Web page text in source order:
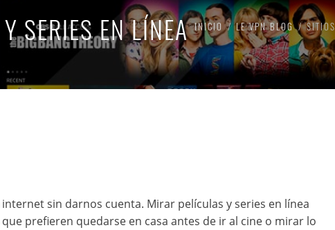
SERIES EN LÍNEA INICIO LE VPN BLOG
sin darnos cuenta. Mirar películas y series en línea
prefieren quedarse en casa antes de ir al cine o mirar lo